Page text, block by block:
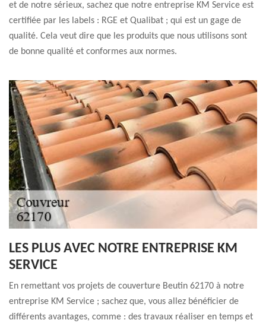
et de notre sérieux, sachez que notre entreprise KM Service est
certifiée par les labels : RGE et Qualibat ; qui est un gage de
qualité. Cela veut dire que les produits que nous utilisons sont
de bonne qualité et conformes aux normes.
LES PLUS AVEC NOTRE ENTREPRISE KM
SERVICE
En remettant vos projets de couverture Beutin 62170 à notre
entreprise KM Service ; sachez que, vous allez bénéficier de
différents avantages, comme : des travaux réaliser en temps et